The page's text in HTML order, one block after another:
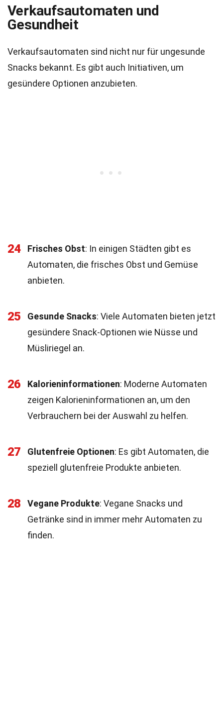
Verkaufsautomaten und
Gesundheit
Verkaufsautomaten sind nicht nur für ungesunde
Snacks bekannt. Es gibt auch Initiativen, um
gesündere Optionen anzubieten.
24 Frisches Obst: In einigen Städten gibt es
Automaten, die frisches Obst und Gemüse
anbieten.
25 Gesunde Snacks: Viele Automaten bieten jetzt
gesündere Snack-Optionen wie Nüsse und
Müsliriegel an.
26 Kalorieninformationen: Moderne Automaten
zeigen Kalorieninformationen an, um den
Verbrauchern bei der Auswahl zu helfen.
27 Glutenfreie Optionen: Es gibt Automaten, die
speziell glutenfreie Produkte anbieten.
28 Vegane Produkte: Vegane Snacks und
Getränke sind in immer mehr Automaten zu
finden.